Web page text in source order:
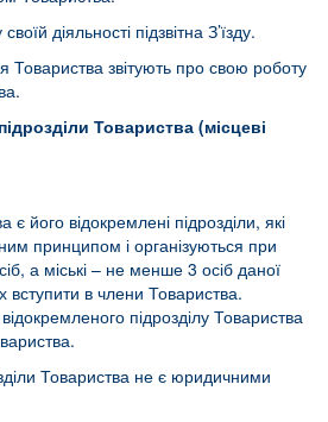
діяльності підзвітна З’їзду.
Товариства звітують про свою роботу
Товариства (місцеві
його відокремлені підрозділи, які
принципом і організуються при
а міські – не менше 3 осіб даної
вступити в члени Товариства.
підрозділу Товариства
Товариства не є юридичними